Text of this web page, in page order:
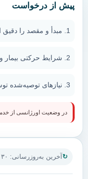
آخرین به‌روزرسانی: ۳۰ تیر ۱۴۰۵
پیش از درخواست
مبدأ و مقصد را دقیق
شرایط حرکتی بیمار
نیازهای توصیه‌شده
در وضعیت اورژانسی از